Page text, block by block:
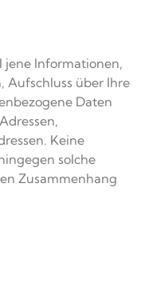
jene Informationen,
Aufschluss über Ihre
Daten
Keine
solche
Zusammenhang